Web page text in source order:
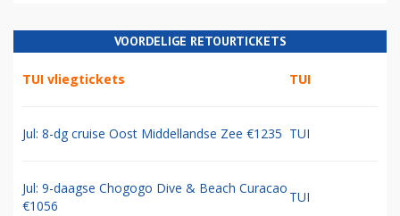
VOORDELIGE RETOURTICKETS
TUI vliegtickets TUI
Jul: 8-dg cruise Oost Middellandse Zee €1235 TUI
Jul: 9-daagse Chogogo Dive & Beach Curacao
€1056
TUI